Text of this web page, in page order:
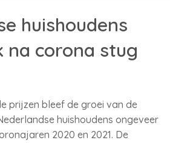
huishoudens
na corona stug
prijzen bleef de groei van de
huishoudens ongeveer
2020 en 2021. De